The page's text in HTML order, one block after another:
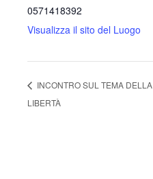
0571418392
Visualizza il sito del Luogo
INCONTRO SUL TEMA DELLA
LIBERTÀ